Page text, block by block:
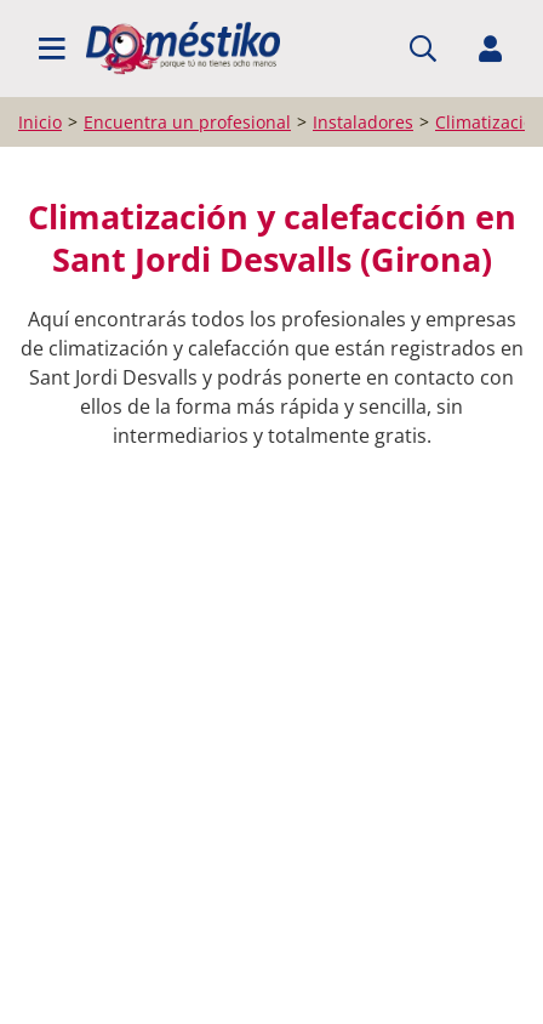
BUSCAR PROFESIONALES
Inicio Encuentra un profesional Instaladores
Climatización y calefacción en
Sant Jordi Desvalls (Girona)
Aquí encontrarás todos los profesionales y empresas
de climatización y calefacción que están registrados en
Sant Jordi Desvalls y podrás ponerte en contacto con
ellos de la forma más rápida y sencilla, sin
intermediarios y totalmente gratis.